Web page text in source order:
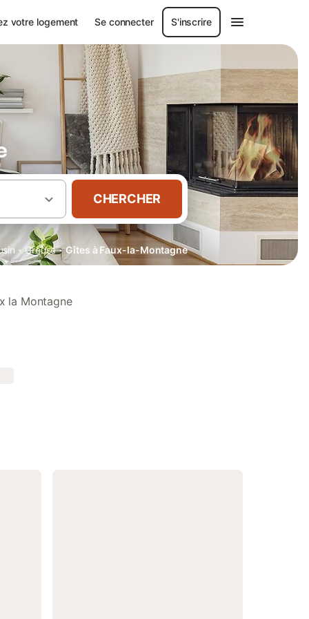
votre logement Se connecter S'inscrire
CHERCHER
· Creuse · Gîtes à Faux-la-Montagne
la Montagne